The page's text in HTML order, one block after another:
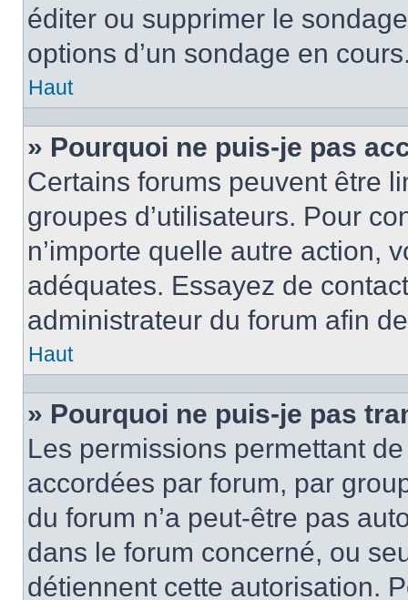
éditer ou supprimer le
options d’un sondage en
Haut
» Pourquoi ne puis-je pas
Certains forums peuvent être
groupes d’utilisateurs. Pour
n’importe quelle autre action,
adéquates. Essayez de
administrateur du forum afin
Haut
» Pourquoi ne puis-je pas
Les permissions permettant
accordées par forum, par
du forum n’a peut-être pas
dans le forum concerné, ou
détiennent cette autorisation.